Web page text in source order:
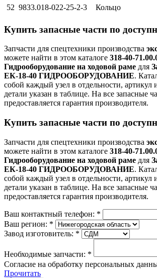
52 9833.018-022-25-2-3 Кольцо
Купить запасные части по
Запчасти для спецтехники производства
можете найти в этом каталоге 318-40-
Гидрооборудование на ходовой раме для
ЕК-18-40 ГИДРООБОРУДОВАНИЕ.
собой каждый узел в отдельности, артикул
детали указан в таблице. На все запасные
предоставляется гарантия производителя.
Купить запасные части по
Запчасти для спецтехники производства
можете найти в этом каталоге 318-40-
Гидрооборудование на ходовой раме для
ЕК-18-40 ГИДРООБОРУДОВАНИЕ.
собой каждый узел в отдельности, артикул
детали указан в таблице. На все запасные
предоставляется гарантия производителя.
Ваш контактный телефон: *
Ваш регион: *
Завод изготовитель: *
Необходимые запчасти: *
Согласие на обработку персональных
Прочитать